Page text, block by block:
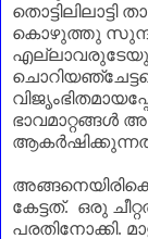
തൊട്ടിലിലാട്ടി
കൊഴുത്തു
എല്ലാവരുടേയും
ഭാവമാറ്റങ്ങൾ
കേട്ടത്. ഒരു
പരതിനോക്കി.